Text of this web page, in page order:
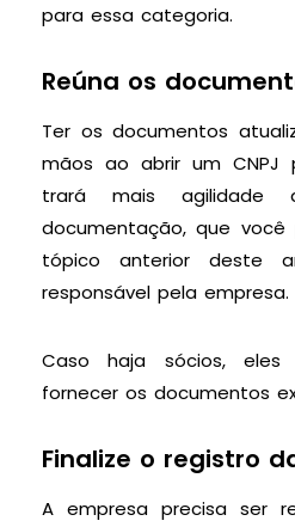
para essa categoria.
Reúna os
Ter os documentos
mãos ao abrir um CNPJ
trará mais agilidade
documentação, que
tópico anterior deste
responsável pela empresa.
Caso haja sócios, eles
fornecer os documentos
Finalize o registro
A empresa precisa ser